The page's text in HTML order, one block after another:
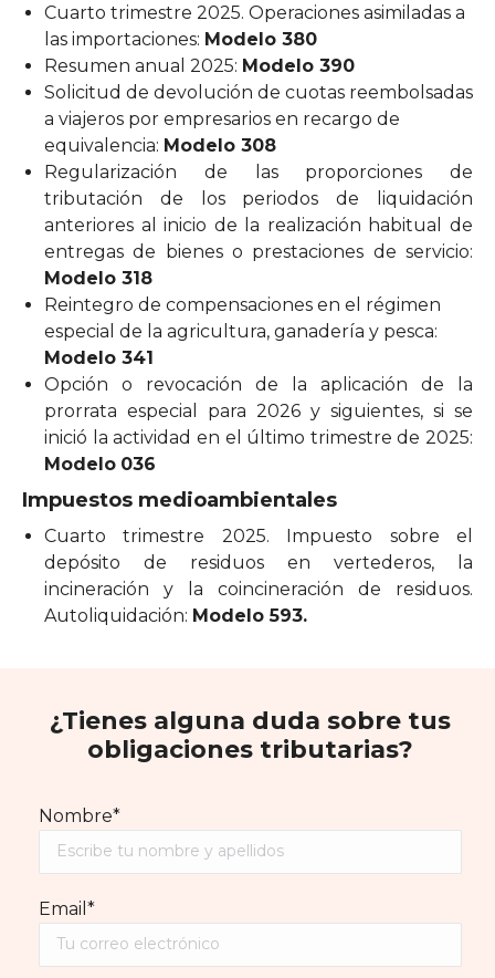
Cuarto trimestre 2025. Operaciones asimiladas a
las importaciones: Modelo 380
Resumen anual 2025: Modelo 390
Solicitud de devolución de cuotas reembolsadas
a viajeros por empresarios en recargo de
equivalencia: Modelo 308
Regularización de las proporciones de
tributación de los periodos de liquidación
anteriores al inicio de la realización habitual de
entregas de bienes o prestaciones de servicio:
Modelo 318
Reintegro de compensaciones en el régimen
especial de la agricultura, ganadería y pesca:
Modelo 341
Opción o revocación de la aplicación de la
prorrata especial para 2026 y siguientes, si se
inició la actividad en el último trimestre de 2025:
Modelo 036
Impuestos medioambientales
Cuarto trimestre 2025. Impuesto sobre el
depósito de residuos en vertederos, la
incineración y la coincineración de residuos.
Autoliquidación: Modelo 593.
¿Tienes alguna duda sobre tus
obligaciones tributarias?
Nombre*
Email*